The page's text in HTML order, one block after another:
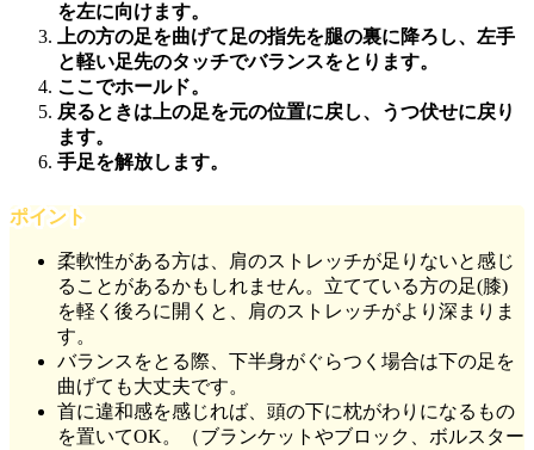
を左に向けます。
上の方の足を曲げて足の指先を腿の裏に降ろし、左手
と軽い足先のタッチでバランスをとります。
ここでホールド。
戻るときは上の足を元の位置に戻し、うつ伏せに戻り
ます。
手足を解放します。
ポイント
柔軟性がある方は、肩のストレッチが足りないと感じ
ることがあるかもしれません。立てている方の足(膝)
を軽く後ろに開くと、肩のストレッチがより深まりま
す。
バランスをとる際、下半身がぐらつく場合は下の足を
曲げても大丈夫です。
首に違和感を感じれば、頭の下に枕がわりになるもの
を置いてOK。（ブランケットやブロック、ボルスター